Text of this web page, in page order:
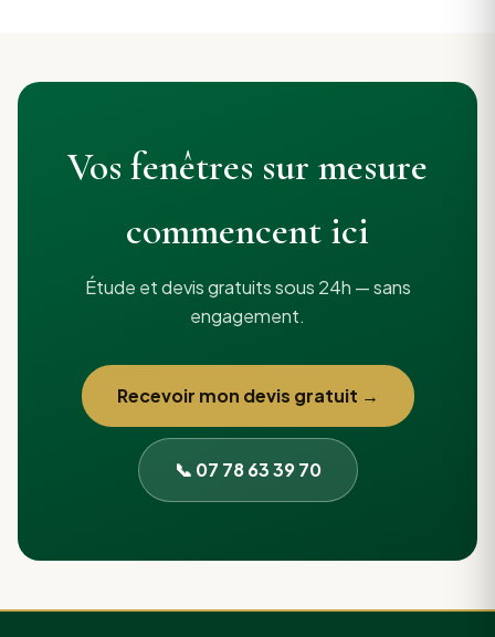
Vos fenêtres sur mesure
commencent ici
Étude et devis gratuits sous 24h — sans
engagement.
Recevoir mon devis gratuit →
📞 07 78 63 39 70